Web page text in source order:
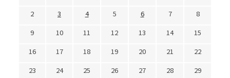
2
3 4 5 6 7
8
9
10 11 12 13 14
15
16
17 18 19 20 21
22
23
24 25 26 27 28
29